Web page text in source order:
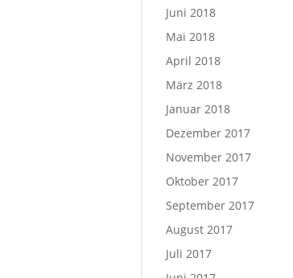
Juni 2018
Mai 2018
April 2018
März 2018
Januar 2018
Dezember 2017
November 2017
Oktober 2017
September 2017
August 2017
Juli 2017